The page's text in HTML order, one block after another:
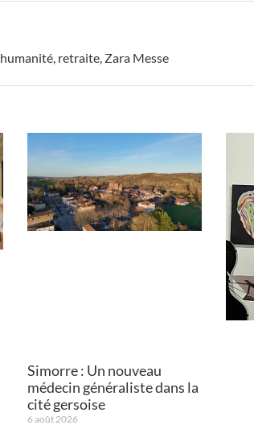
humanité, retraite, Zara Messe
Simorre : Un nouveau
médecin généraliste dans la
cité gersoise
6 août 2026